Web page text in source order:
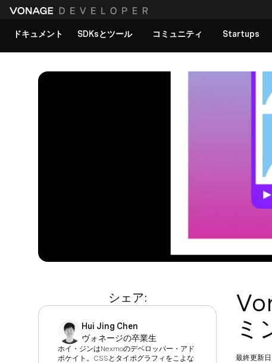
ドキュメント
SDKsとツール コミュニティ Startups
シェア:
Hui Jing Chen
ヴォネージの卒業生
ホイ・ジンはNexmoのデベロッパー・アド
ボケイト。CSSとタイポグラフィをこよな
ミ
最終更新日